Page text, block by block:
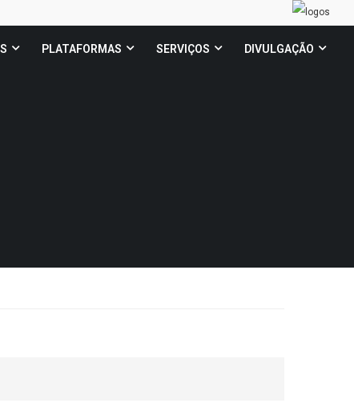
PLATAFORMAS SERVIÇOS DIVULGAÇÃO